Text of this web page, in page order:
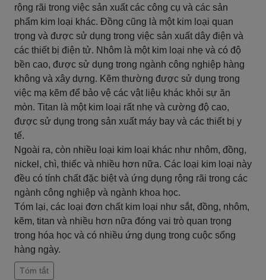
rộng rãi trong việc sản xuất các công cụ và các sản
phẩm kim loại khác. Đồng cũng là một kim loại quan
trọng và được sử dụng trong việc sản xuất dây điện và
các thiết bị điện tử. Nhôm là một kim loại nhẹ và có độ
bền cao, được sử dụng trong ngành công nghiệp hàng
không và xây dựng. Kẽm thường được sử dụng trong
việc mạ kẽm để bảo vệ các vật liệu khác khỏi sự ăn
mòn. Titan là một kim loại rất nhẹ và cường độ cao,
được sử dụng trong sản xuất máy bay và các thiết bị y
tế.
Ngoài ra, còn nhiều loại kim loại khác như nhôm, đồng,
nickel, chì, thiếc và nhiều hơn nữa. Các loại kim loại này
đều có tính chất đặc biệt và ứng dụng rộng rãi trong các
ngành công nghiệp và ngành khoa học.
Tóm lại, các loại đơn chất kim loại như sắt, đồng, nhôm,
kẽm, titan và nhiều hơn nữa đóng vai trò quan trọng
trong hóa học và có nhiều ứng dụng trong cuộc sống
hàng ngày.
Tóm tắt